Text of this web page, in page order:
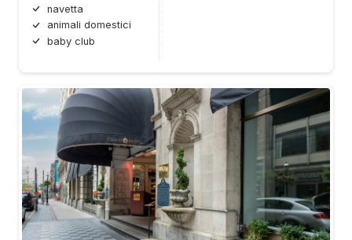
navetta
animali domestici
baby club